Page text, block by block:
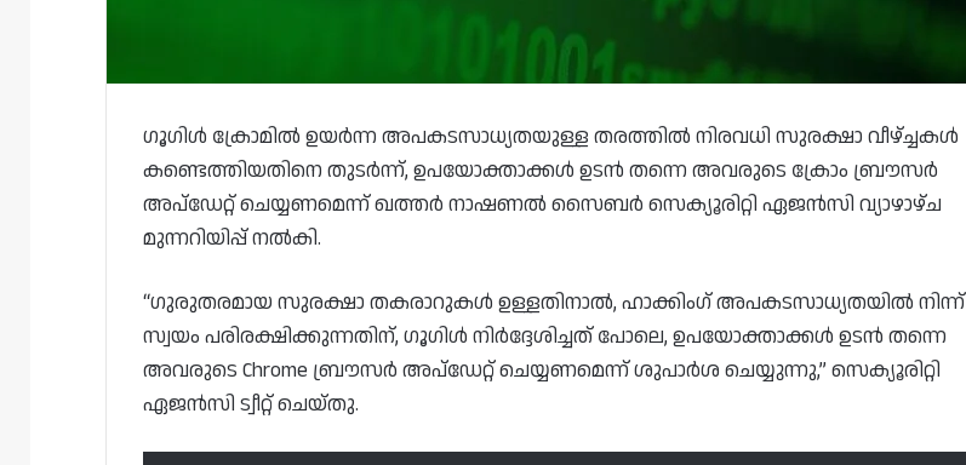
ഗൂഗിൾ ക്രോമിൽ ഉയർന്ന അപകടസാധ്യതയുള്ള തരത്തിൽ നിരവധി സുരക്ഷാ വീഴ്ച്ചകൾ
കണ്ടെത്തിയതിനെ തുടർന്ന്, ഉപയോക്താക്കൾ ഉടൻ തന്നെ അവരുടെ ക്രോം ബ്രൗസർ
അപ്‌ഡേറ്റ് ചെയ്യണമെന്ന് ഖത്തർ നാഷണൽ സൈബർ സെക്യൂരിറ്റി ഏജൻസി വ്യാഴാഴ്ച
മുന്നറിയിപ്പ് നൽകി.
“ഗുരുതരമായ സുരക്ഷാ തകരാറുകൾ ഉള്ളതിനാൽ, ഹാക്കിംഗ് അപകടസാധ്യതയിൽ നിന്ന്
സ്വയം പരിരക്ഷിക്കുന്നതിന്, ഗൂഗിൾ നിർദ്ദേശിച്ചത് പോലെ, ഉപയോക്താക്കൾ ഉടൻ തന്നെ
അവരുടെ Chrome ബ്രൗസർ അപ്‌ഡേറ്റ് ചെയ്യണമെന്ന് ശുപാർശ ചെയ്യുന്നു,” സെക്യൂരിറ്റി
ഏജൻസി ട്വീറ്റ് ചെയ്തു.